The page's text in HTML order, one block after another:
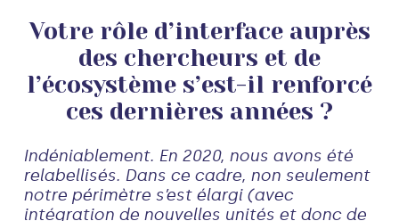
Votre rôle d’interface auprès
des chercheurs et de
l’écosystème s’est-il renforcé
ces dernières années ?
Indéniablement. En 2020, nous avons été
relabellisés. Dans ce cadre, non seulement
notre périmètre s’est élargi (avec
intégration de nouvelles unités et donc de